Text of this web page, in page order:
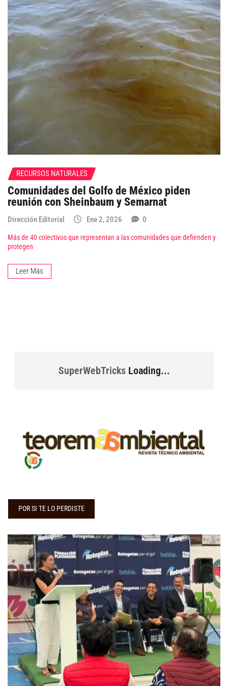
RECURSOS NATURALES
Comunidades del Golfo de México piden
reunión con Sheinbaum y Semarnat
Dirección Editorial Ene 2, 2026 0
Más de 40 colectivos que representan a las comunidades que defienden y
protegen
Leer Más
SuperWebTricksLoading...
POR SI TE LO PERDISTE